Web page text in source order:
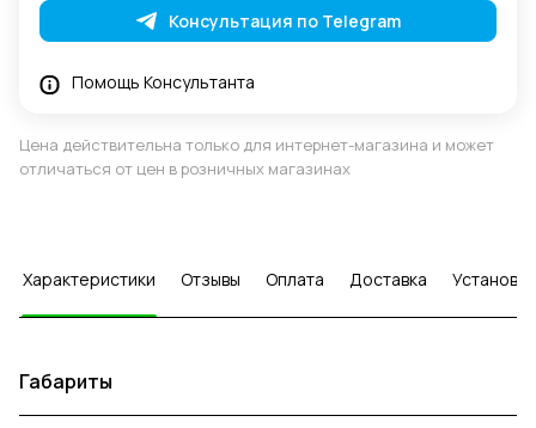
Консультация по Telegram
Помощь Консультанта
Цена действительна только для интернет-магазина и может
отличаться от цен в розничных магазинах
Характеристики Отзывы Оплата Доставка Установка
Габариты